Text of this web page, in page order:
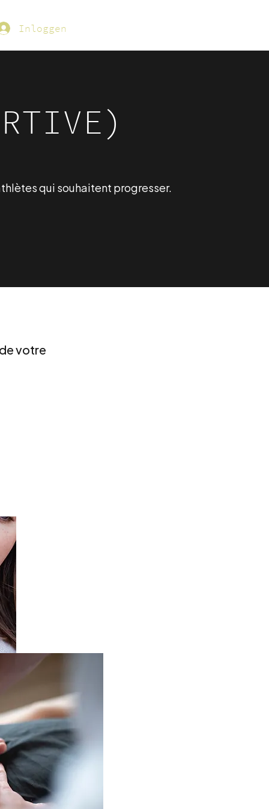
Inloggen
qui souhaitent progresser.
votre